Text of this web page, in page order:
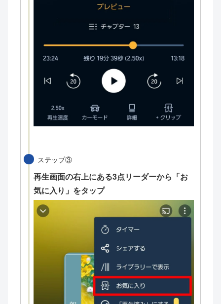
ステップ③
再生画面の右上にある3点リーダーから「お
気に入り」をタップ